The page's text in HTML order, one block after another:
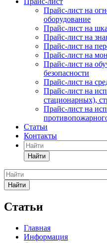
Прайс-лист на
оборудование
Прайс-лист на
Прайс-лист на
Прайс-лист на
Прайс-лист на
Прайс-лист на
безопасности
Прайс-лист на
Прайс-лист на
стационарных),
Прайс-лист на
Статьи
Контакты
Найти
Найти
Статьи
Главная
Информация